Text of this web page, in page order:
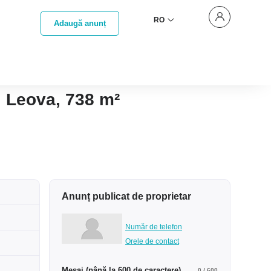
Adaugă anunț RO
738 m²
Anunț publicat de proprietar
Număr de telefon
Orele de contact